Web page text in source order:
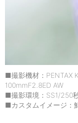
■撮影機材：PENTAX
100mmF2.8ED AW
■撮影環境：SS1/250
■カスタムイメージ：